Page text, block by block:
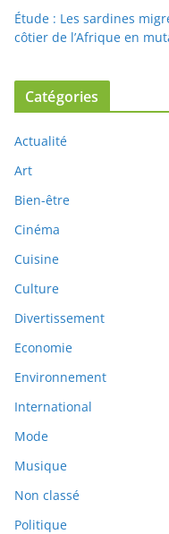
Étude : Les sardines
côtier de l’Afrique en
Catégories
Actualité
Art
Bien-être
Cinéma
Cuisine
Culture
Divertissement
Economie
Environnement
International
Mode
Musique
Non classé
Politique